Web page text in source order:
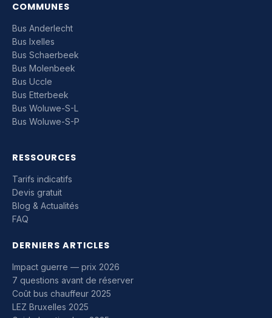
COMMUNES
Bus Anderlecht
Bus Ixelles
Bus Schaerbeek
Bus Molenbeek
Bus Uccle
Bus Etterbeek
Bus Woluwe-S-L
Bus Woluwe-S-P
RESSOURCES
Tarifs indicatifs
Devis gratuit
Blog & Actualités
FAQ
DERNIERS ARTICLES
Impact guerre — prix 2026
7 questions avant de réserver
Coût bus chauffeur 2025
LEZ Bruxelles 2025